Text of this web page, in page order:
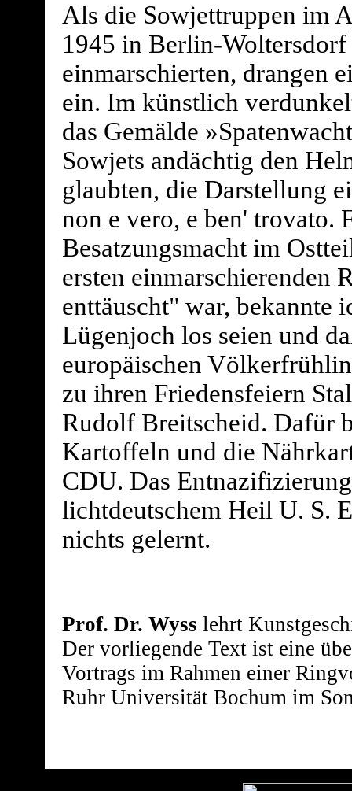
Als die Sowjettruppen im
1945 in Berlin-Woltersdorf
einmarschierten, drangen
ein. Im künstlich
das Gemälde
Sowjets andächtig den
glaubten, die Darstellung
non e vero, e ben' trovato.
Besatzungsmacht im
ersten einmarschierenden
enttäuscht" war, bekannte
Lügenjoch los seien und
europäischen
zu ihren Friedensfeiern
Rudolf Breitscheid. Dafür
Kartoffeln und die
CDU. Das
lichtdeutschem Heil U. S.
nichts gelernt.
Prof. Dr. Wyss lehrt
Der vorliegende Text ist eine
Vortrags im Rahmen einer
Ruhr Universität Bochum im